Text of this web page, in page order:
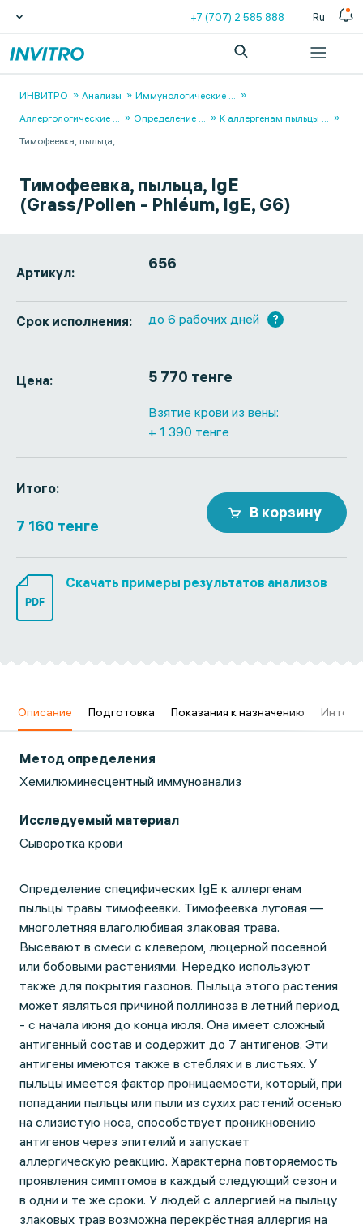
+7 (707) 2 585 888 Ru
ИНВИТРО Анализы Иммунологические ...
Аллергологические ... Определение ... К аллергенам пыльцы ...
Тимофеевка, пыльца, ...
Тимофеевка, пыльца, IgE
(Grass/Pollen - Phléum, IgE, G6)
Артикул: 656
Срок исполнения: до 6 рабочих дней ?
Цена: 5 770 тенге
Взятие крови из вены:
+ 1 390 тенге
Итого:
7 160 тенге
В корзину
PDF
Скачать примеры результатов анализов
Описание Подготовка Показания к назначению
Метод определения
Хемилюминесцентный иммуноанализ
Исследуемый материал
Сыворотка крови
Определение специфических IgE к аллергенам
пыльцы травы тимофеевки. Тимофеевка луговая —
многолетняя влаголюбивая злаковая трава.
Высевают в смеси с клевером, люцерной посевной
или бобовыми растениями. Нередко используют
также для покрытия газонов. Пыльца этого растения
может являться причиной поллиноза в летний период
- с начала июня до конца июля. Она имеет сложный
антигенный состав и содержит до 7 антигенов. Эти
антигены имеются также в стеблях и в листьях. У
пыльцы имеется фактор проницаемости, который, при
попадании пыльцы или пыли из сухих растений осенью
на слизистую носа, способствует проникновению
антигенов через эпителий и запускает
аллергическую реакцию. Характерна повторяемость
проявления симптомов в каждый следующий сезон и
в одни и те же сроки. У людей с аллергией на пыльцу
злаковых трав возможна перекрёстная аллергия на